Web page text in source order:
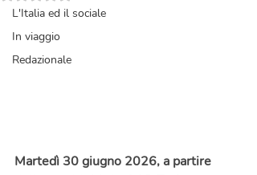
L'Italia ed il sociale
In viaggio
Redazionale
Martedì 30 giugno 2026, a partire